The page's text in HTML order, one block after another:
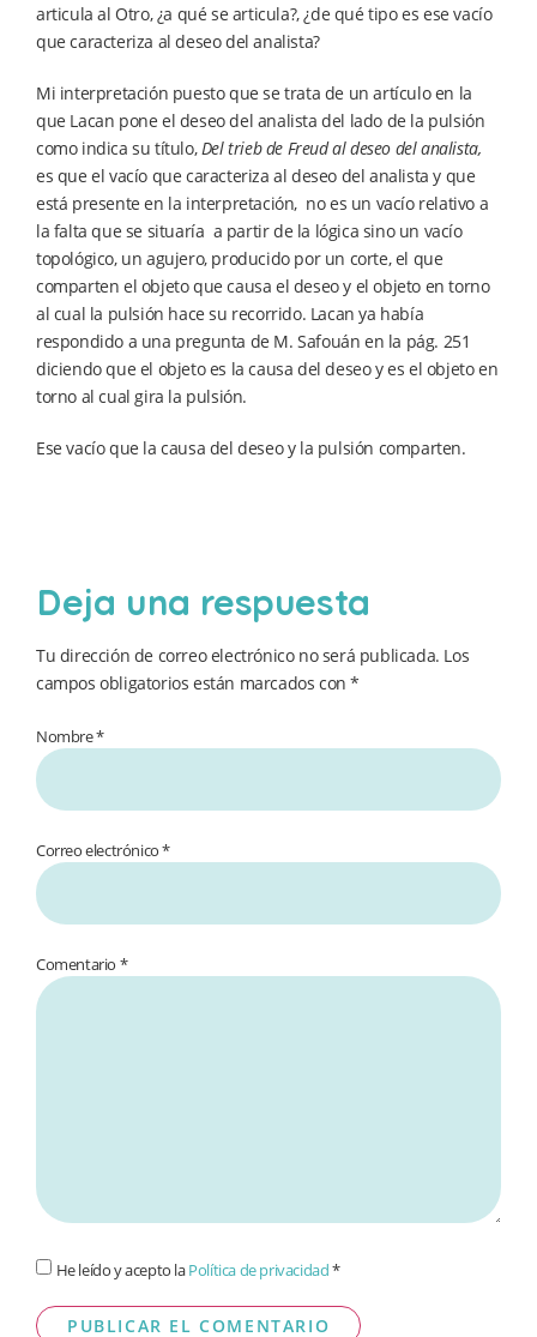
articula al Otro, ¿a qué se articula?, ¿de qué tipo es ese vacío
que caracteriza al deseo del analista?
Mi interpretación puesto que se trata de un artículo en la
que Lacan pone el deseo del analista del lado de la pulsión
como indica su título,Del trieb de Freud al deseo del analista,
es que el vacío que caracteriza al deseo del analista y que
está presente en la interpretación, no es un vacío relativo a
la falta que se situaría a partir de la lógica sino un vacío
topológico, un agujero, producido por un corte, el que
comparten el objeto que causa el deseo y el objeto en torno
al cual la pulsión hace su recorrido. Lacan ya había
respondido a una pregunta de M. Safouán en la pág. 251
diciendo que el objeto es la causa del deseo y es el objeto en
torno al cual gira la pulsión.
Ese vacío que la causa del deseo y la pulsión comparten.
Deja una respuesta
Tu dirección de correo electrónico no será publicada. Los
campos obligatorios están marcados con*
Nombre *
Correo electrónico *
Comentario *
He leído y acepto laPolítica de privacidad*